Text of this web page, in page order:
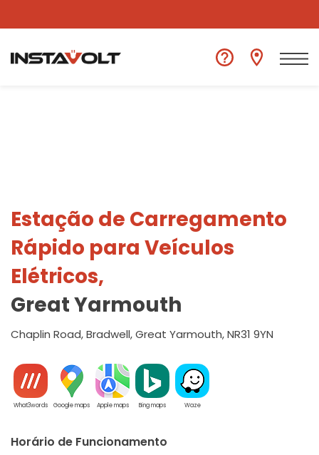
Ver outra localização
Estação de Carregamento
Rápido para Veículos
Elétricos,
Great Yarmouth
Chaplin Road, Bradwell, Great Yarmouth, NR31 9YN
What3words Google maps Apple maps Bing maps Waze
Horário de Funcionamento